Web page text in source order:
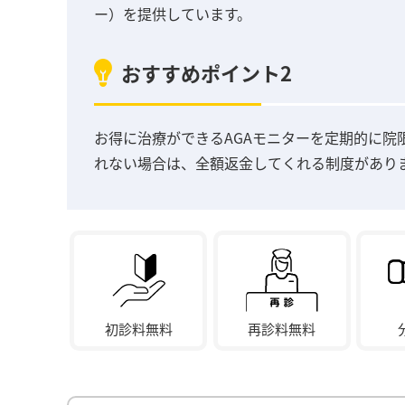
ー）を提供しています。
おすすめポイント2
お得に治療ができるAGAモニターを定期的に
れない場合は、全額返金してくれる制度があり
初診料無料 再診料無料